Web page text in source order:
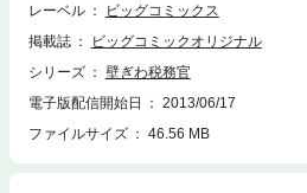
レーベル
ビッグコミックス
掲載誌
ビッグコミックオリジナル
シリーズ
壁ぎわ税務官
電子版配信開始日
2013/06/17
ファイルサイズ
46.56 MB